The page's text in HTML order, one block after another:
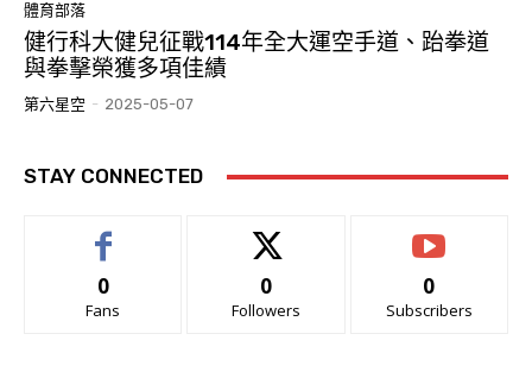
體育部落
健行科大健兒征戰114年全大運空手道、跆拳道
與拳擊榮獲多項佳績
第六星空 - 2025-05-07
STAY CONNECTED
0
Fans
0
Followers
0
Subscribers